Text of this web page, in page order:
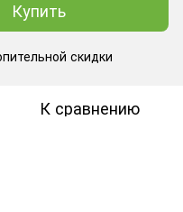
Купить
скидки
К сравнению